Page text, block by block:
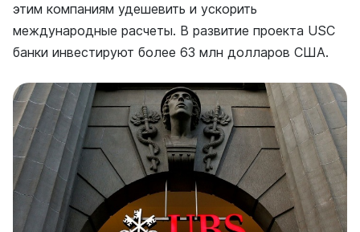
этим компаниям удешевить и ускорить
международные расчеты. В развитие проекта USC
банки инвестируют более 63 млн долларов США.